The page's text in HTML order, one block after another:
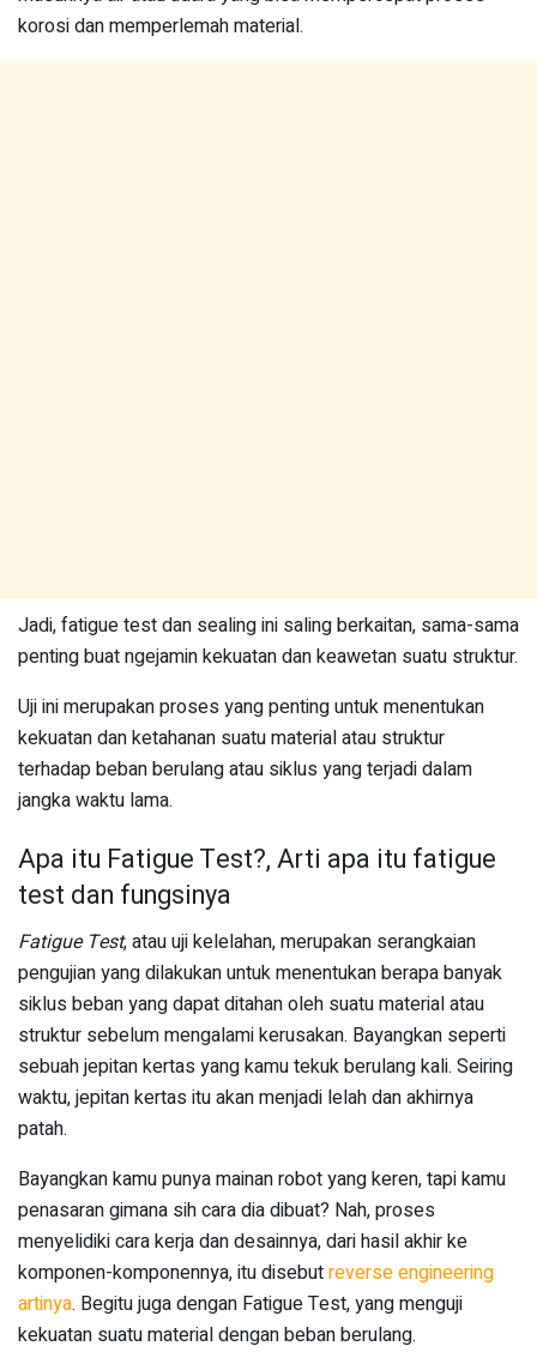
korosi dan memperlemah material.
Jadi, fatigue test dan sealing ini saling berkaitan, sama-sama
penting buat ngejamin kekuatan dan keawetan suatu struktur.
Uji ini merupakan proses yang penting untuk menentukan
kekuatan dan ketahanan suatu material atau struktur
terhadap beban berulang atau siklus yang terjadi dalam
jangka waktu lama.
Apa itu Fatigue Test?, Arti apa itu fatigue
test dan fungsinya
Fatigue Test, atau uji kelelahan, merupakan serangkaian
pengujian yang dilakukan untuk menentukan berapa banyak
siklus beban yang dapat ditahan oleh suatu material atau
struktur sebelum mengalami kerusakan. Bayangkan seperti
sebuah jepitan kertas yang kamu tekuk berulang kali. Seiring
waktu, jepitan kertas itu akan menjadi lelah dan akhirnya
patah.
Bayangkan kamu punya mainan robot yang keren, tapi kamu
penasaran gimana sih cara dia dibuat? Nah, proses
menyelidiki cara kerja dan desainnya, dari hasil akhir ke
komponen-komponennya, itu disebutreverse engineering
artinya. Begitu juga dengan Fatigue Test, yang menguji
kekuatan suatu material dengan beban berulang.